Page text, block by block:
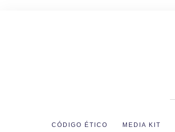
CÓDIGO ÉTICO MEDIA KIT